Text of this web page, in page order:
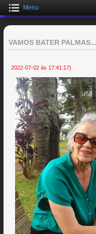
Menu
VAMOS BATER PALMAS...
2022-07-02 às 17:41:17)